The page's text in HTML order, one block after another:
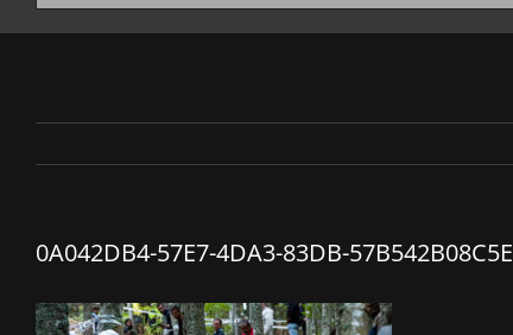
0A042DB4-57E7-4DA3-83DB-57B542B08C5E